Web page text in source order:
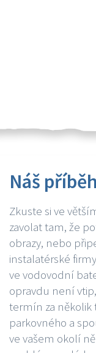
Náš příběh
Zkuste si ve
zavolat tam, že
obrazy, nebo
instalatérské
ve vodovodní
opravdu není
termín za několik
parkovného a
ve vašem okolí